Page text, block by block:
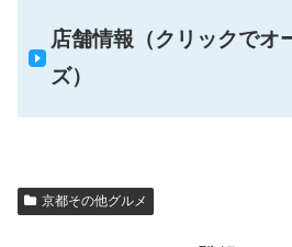
店舗情報（クリックでオ
ズ）
京都その他グルメ